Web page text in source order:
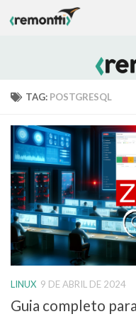
Skip to content
TAG: POSTGRESQL
LINUX 9 DE ABRIL DE 2024
Guia completo